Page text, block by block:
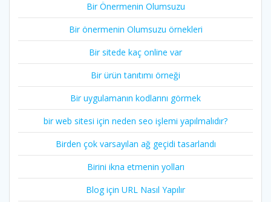
Bir Önermenin Olumsuzu
Bir önermenin Olumsuzu örnekleri
Bir sitede kaç online var
Bir ürün tanıtımı örneği
Bir uygulamanın kodlarını görmek
bir web sitesi için neden seo işlemi yapılmalıdır?
Birden çok varsayılan ağ geçidi tasarlandı
Birini ikna etmenin yolları
Blog için URL Nasıl Yapılır